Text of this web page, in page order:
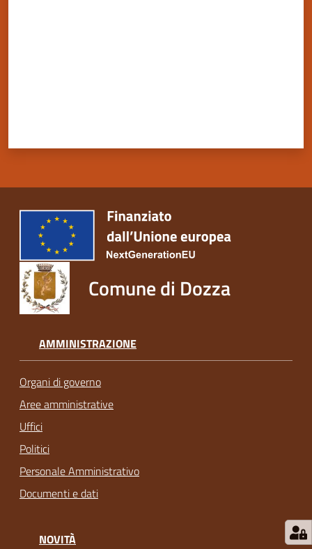
su
Comune di Dozza
AMMINISTRAZIONE
Organi di governo
Aree amministrative
Uffici
Politici
Personale Amministrativo
Documenti e dati
NOVITÀ